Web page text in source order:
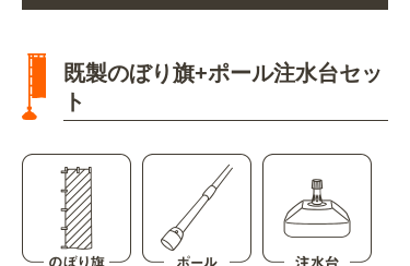
既製のぼり旗+ポール注水台セッ
ト